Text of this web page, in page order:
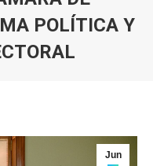
POLÍTICA Y
Jun